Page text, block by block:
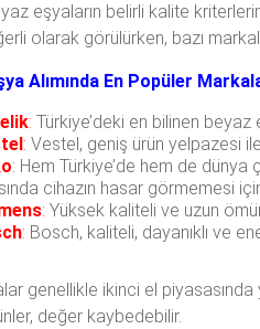
eşyaların belirli kalite
olarak görülürken, bazı
Alımında En Popüler
: Türkiye’deki en bilinen beyaz
: Vestel, geniş ürün yelpazesi
: Hem Türkiye’de hem de dünya
cihazın hasar görmemesi
: Yüksek kaliteli ve uzun
: Bosch, kaliteli, dayanıklı ve
genellikle ikinci el
değer kaybedebilir.